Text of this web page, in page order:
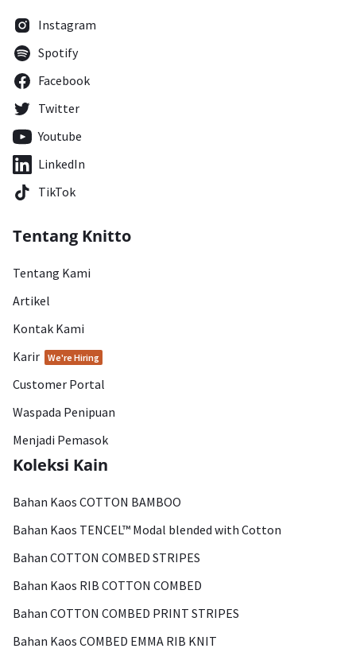
Instagram
Spotify
Facebook
Twitter
Youtube
LinkedIn
TikTok
Tentang Knitto
Tentang Kami
Artikel
Kontak Kami
Karir
We're Hiring
Customer Portal
Waspada Penipuan
Menjadi Pemasok
Koleksi Kain
Bahan Kaos COTTON BAMBOO
Bahan Kaos TENCEL™ Modal blended with Cotton
Bahan COTTON COMBED STRIPES
Bahan Kaos RIB COTTON COMBED
Bahan COTTON COMBED PRINT STRIPES
Bahan Kaos COMBED EMMA RIB KNIT